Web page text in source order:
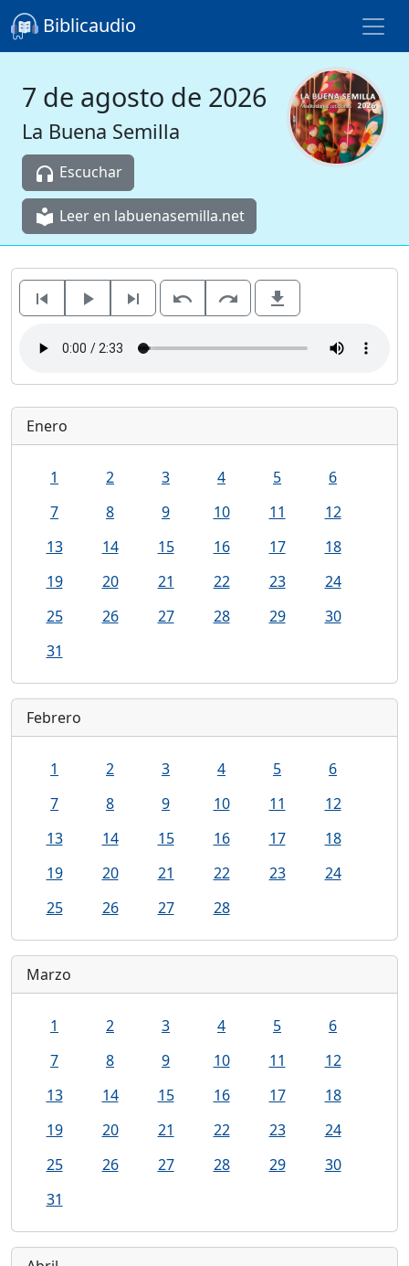
Biblicaudio
7 de agosto de 2026
La Buena Semilla
headphones Escuchar
local_library Leer en labuenasemilla.net
skip_previous play_arrow skip_next undo redo file_download
Enero
1 2 3 4 5
6
7
8 9 10 11
12
13
14 15 16 17
18
19
20 21 22 23
24
25
26 27 28 29
30
31
Febrero
1 2 3 4 5
6
7
8 9 10 11
12
13
14 15 16 17
18
19
20 21 22 23
24
25
26 27 28
Marzo
1 2 3 4 5
6
7
8 9 10 11
12
13
14 15 16 17
18
19
20 21 22 23
24
25
26 27 28 29
30
31